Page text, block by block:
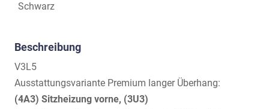
Schwarz
Beschreibung
V3L5
Ausstattungsvariante Premium langer Überhang:
(4A3) Sitzheizung vorne, (3U3)